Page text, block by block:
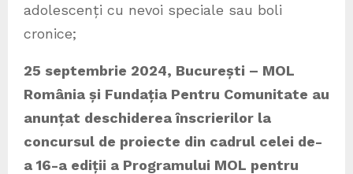
adolescenți cu nevoi speciale sau boli
cronice;
25 septembrie 2024, București – MOL
România și Fundația Pentru Comunitate au
anunțat deschiderea înscrierilor la
concursul de proiecte din cadrul celei de-
a 16-a ediții a Programului MOL pentru